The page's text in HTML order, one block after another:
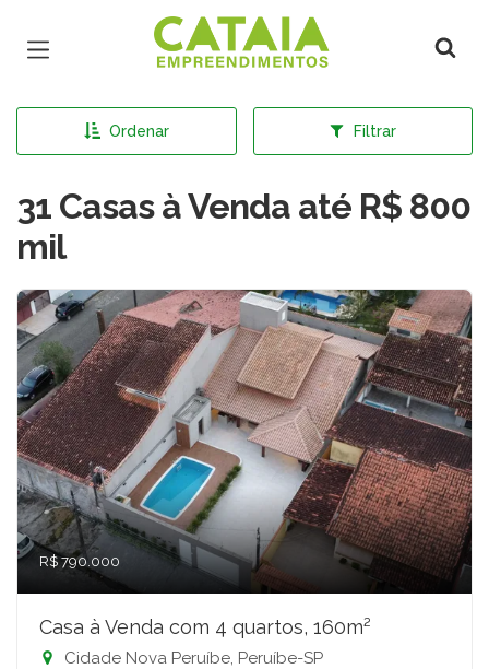
Página inicial
Ordenar Filtrar
31 Casas à Venda até R$ 800
mil
R$ 790.000
Casa à Venda com 4 quartos, 160m²
Cidade Nova Peruíbe, Peruíbe-SP